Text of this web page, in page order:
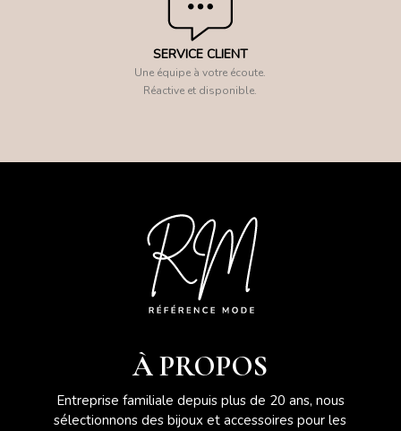
SERVICE CLIENT
Une équipe à votre écoute.
Réactive et disponible.
À PROPOS
Entreprise familiale depuis plus de 20 ans, nous
sélectionnons des bijoux et accessoires pour les